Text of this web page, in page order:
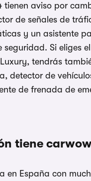
tienen aviso por
de señales de
y un asistente
seguridad. Si eliges
tendrás
detector de
de frenada de
tiene
en España con